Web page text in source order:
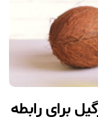
برای رابطه